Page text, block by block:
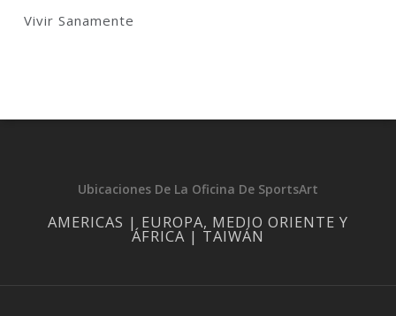
Vivir Sanamente
Ubicaciones De La Oficina De SportsArt
AMERICAS | EUROPA, MEDIO ORIENTE Y
ÁFRICA | TAIWÁN